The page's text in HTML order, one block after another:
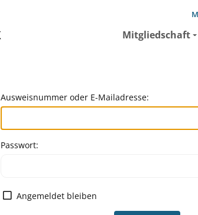
Mitgliedschaft
Ausweisnummer oder E-Mailadresse:
Passwort:
Angemeldet bleiben